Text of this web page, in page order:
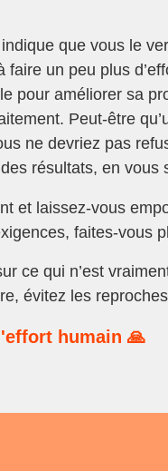
que vous le
un peu plus
pour améliorer sa
Peut-être
ne devriez pas
résultats, en vous
et laissez-vous
faites-vous
ce qui n’est
évitez les
humain 🙏